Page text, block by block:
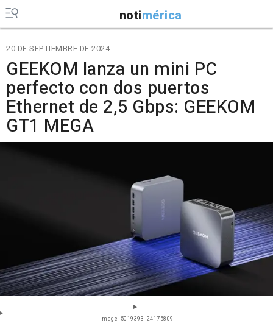
notimérica
20 DE SEPTIEMBRE DE 2024
GEEKOM lanza un mini PC
perfecto con dos puertos
Ethernet de 2,5 Gbps: GEEKOM
GT1 MEGA
Image_5019393_24175809